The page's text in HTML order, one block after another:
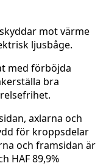
mot värme
ljusbåge.
med förböjda
bra
axlarna och
för kroppsdelar
och framsidan är
HAF 89,9%